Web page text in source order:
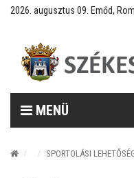
2026. augusztus 09. Emőd,
MENÜ
SPORTOLÁSI